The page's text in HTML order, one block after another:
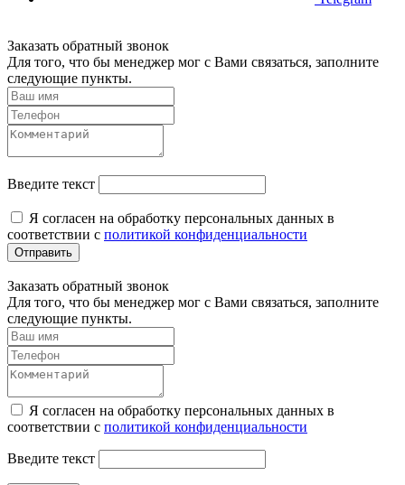
Заказать обратный звонок
Для того, что бы менеджер мог с Вами связаться, заполните
следующие пункты.
Введите текст
Я согласен на обработку персональных данных в
соответствии с политикой конфиденциальности
Отправить
Заказать обратный звонок
Для того, что бы менеджер мог с Вами связаться, заполните
следующие пункты.
Я согласен на обработку персональных данных в
соответствии с политикой конфиденциальности
Введите текст